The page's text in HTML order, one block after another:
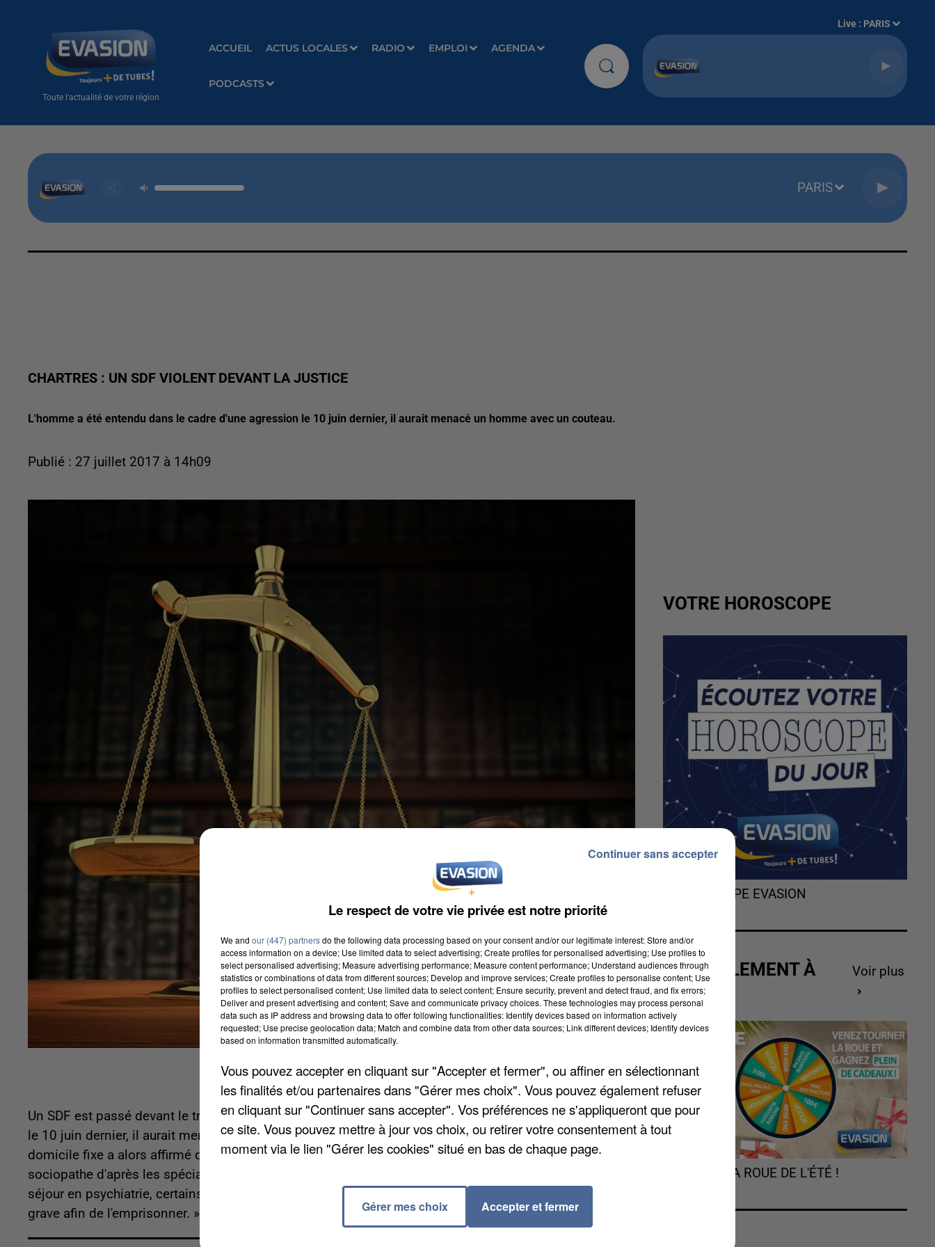
Toute l'actualité de votre région
ACCUEIL ACTUS LOCALES RADIO EMPLOI AGENDA
PODCASTS
Live : PARIS
PARIS
CHARTRES : UN SDF VIOLENT DEVANT LA JUSTICE
L'homme a été entendu dans le cadre d'une agression le 10 juin dernier, il aurait menacé un homme avec un couteau.
Publié : 27 juillet 2017 à 14h09
Un SDF est passé devant le tribunal de Chartres. L'homme a été entendu dans le cadre d'une agression
le 10 juin dernier, il aurait menacé un homme avec un couteau rapportel'Echo Républicain . Le sans
domicile fixe a alors affirmé qu'il n'avait rien fait et qu'il voulait rester dans la rue. L'homme serait
sociopathe d'après les spécialistes. Son avocat a demandé une hospitalisation mais après un long
séjour en psychiatrie, certains médecins affirment qu'« Il ne reste qu'à attendre qu'il commette un acte
grave afin de l'emprisonner. » Pour l'heure l'homme dormira ces quatre prochains mois en prison.
VOTRE HOROSCOPE
L'HOROSCOPE EVASION
ACTUELLEMENT À
GAGNER
Voir plus
TOURNEZ LA ROUE DE L'ÉTÉ !
Le respect de votre vie privée est notre priorité
We and our (447) partnersdo the following data processing based on your consent and/or our legitimate interest: Store and/or
access information on a device; Use limited data to select advertising; Create profiles for personalised advertising; Use profiles to
select personalised advertising; Measure advertising performance; Measure content performance; Understand audiences through
statistics or combinations of data from different sources; Develop and improve services; Create profiles to personalise content; Use
profiles to select personalised content; Use limited data to select content; Ensure security, prevent and detect fraud, and fix errors;
Deliver and present advertising and content; Save and communicate privacy choices. These technologies may process personal
data such as IP address and browsing data to offer following functionalities: Identify devices based on information actively
requested; Use precise geolocation data; Match and combine data from other data sources; Link different devices; Identify devices
based on information transmitted automatically.
Vous pouvez accepter en cliquant sur "Accepter et fermer", ou affiner en sélectionnant
les finalités et/ou partenaires dans "Gérer mes choix". Vous pouvez également refuser
en cliquant sur "Continuer sans accepter". Vos préférences ne s'appliqueront que pour
ce site. Vous pouvez mettre à jour vos choix, ou retirer votre consentement à tout
moment via le lien "Gérer les cookies" situé en bas de chaque page.
Gérer mes choix Accepter et fermer
Continuer sans accepter